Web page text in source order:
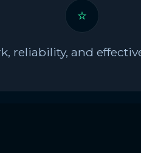
reliability, and